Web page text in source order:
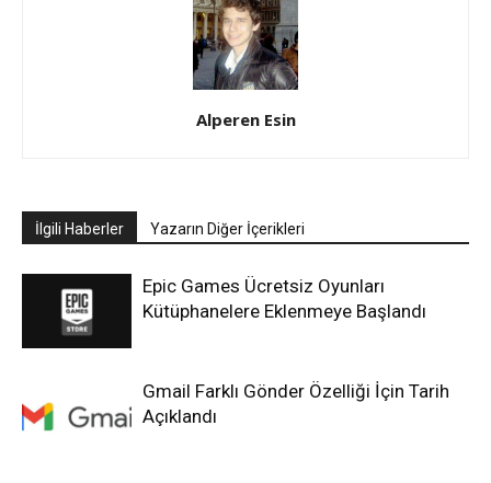
Alperen Esin
İlgili Haberler Yazarın Diğer İçerikleri
Epic Games Ücretsiz Oyunları
Kütüphanelere Eklenmeye Başlandı
Gmail Farklı Gönder Özelliği İçin Tarih
Açıklandı